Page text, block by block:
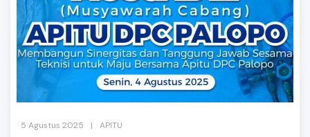
5 Agustus 2025 | APITU